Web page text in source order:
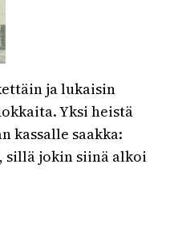
ja lukaisin
Yksi heistä
kassalle saakka:
sillä jokin siinä alkoi